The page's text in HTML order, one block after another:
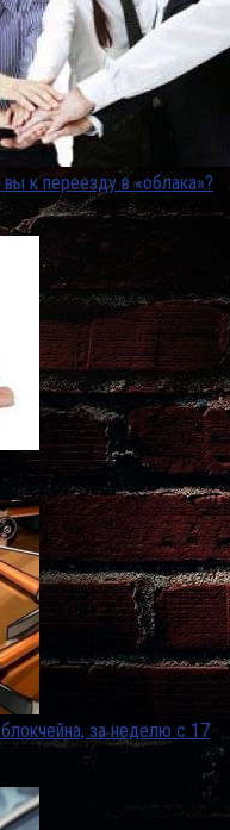
к переезду в «облака»?
за неделю с 17